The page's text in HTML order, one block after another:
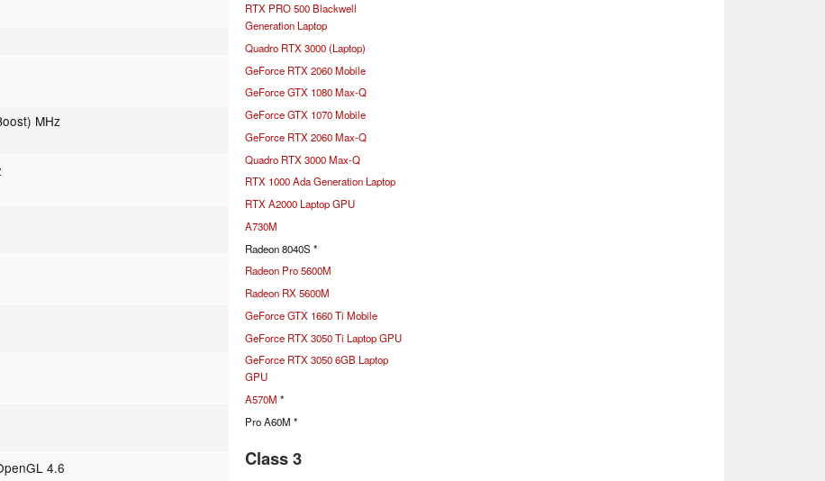
MHz
4.6
RTX PRO 500 Blackwell
Generation Laptop
Quadro RTX 3000 (Laptop)
GeForce RTX 2060 Mobile
GeForce GTX 1080 Max-Q
GeForce GTX 1070 Mobile
GeForce RTX 2060 Max-Q
Quadro RTX 3000 Max-Q
RTX 1000 Ada Generation Laptop
RTX A2000 Laptop GPU
A730M
Radeon 8040S *
Radeon Pro 5600M
Radeon RX 5600M
GeForce GTX 1660 Ti Mobile
GeForce RTX 3050 Ti Laptop GPU
GeForce RTX 3050 6GB Laptop
GPU
A570M *
Pro A60M *
Class 3